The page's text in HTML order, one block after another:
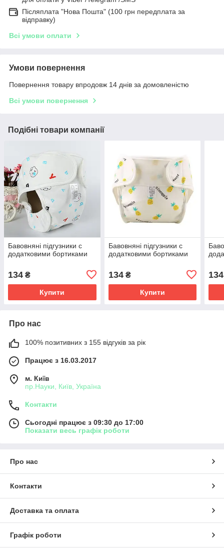
Післяплата "Нова Пошта" (100 грн передплата за
відправку)
Всі умови оплати
Умови повернення
Повернення товару впродовж 14 днів за домовленістю
Всі умови повернення
Подібні товари компанії
Бавовняні підгузники с
додатковими бортиками
134 ₴
Купити
Бавовняні підгузники с
додатковими бортиками
134₴
Купити
134
Про нас
100% позитивних з 155 відгуків за рік
Працює з 16.03.2017
м. Київ
пр.Науки, Київ, Україна
Контакти
Сьогодні працює з 09:30 до 17:00
Показати весь графік роботи
Про нас
Контакти
Доставка та оплата
Графік роботи